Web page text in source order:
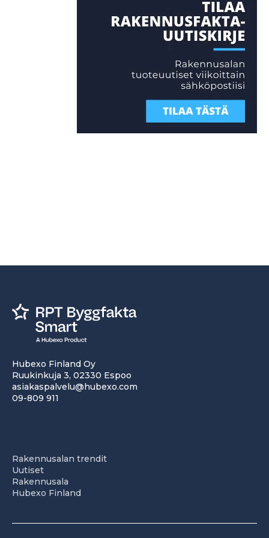
Hubexo Finland Oy
Ruukinkuja 3, 02330 Espoo
asiakaspalvelu@hubexo.com
09-809 911
Rakennusalan trendit
Uutiset
Rakennusala
Hubexo Finland